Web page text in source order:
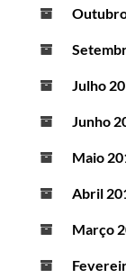
Julho
Junho
Maio
Abril
Março